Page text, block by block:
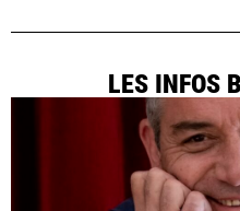
LES INFOS